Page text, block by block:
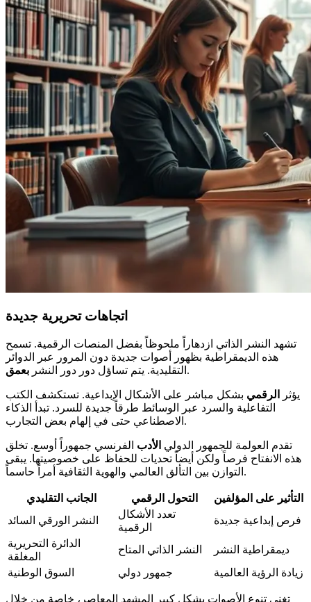
اتجاهات تحريرية جديدة
تشهد النشر الذاتي ازدهاراً ملحوظاً بفضل المنصات الرقمية. تسمح
هذه الديمقراطية بظهور أصوات جديدة دون المرور عبر الدوائر
التقليدية. يتم تساؤل دور دور النشر بعمق .
يؤثر الرقمي بشكل مباشر على الأشكال الإبداعية. تستكشف الكتب
التفاعلية والسرد عبر الوسائط طرقاً جديدة للسرد. تبدأ الذكاء
الاصطناعي حتى في إلهام بعض التجارب.
تقدم العولمة للجمهور الدولي الأدب الفرنسي جمهوراً أوسع. تخلق
هذه الانفتاح فرصاً ولكن أيضاً تحديات للحفاظ على خصوصيتها. يبقى
التوازن بين التألق العالمي والهوية الثقافية أمراً حاسماً.
الجانب التقليدي التحول الرقمي
التأثير على المؤلفين
النشر الورقي السائد
تعدد الأشكال
الرقمية
فرص إبداعية جديدة
الدائرة التحريرية
المغلقة
النشر الذاتي المتاح
ديمقراطية النشر
السوق الوطنية
جمهور دولي زيادة الرؤية العالمية
تغني تنوع الأصوات بشكل كبير المشهد المعاصر، خاصة من خلال